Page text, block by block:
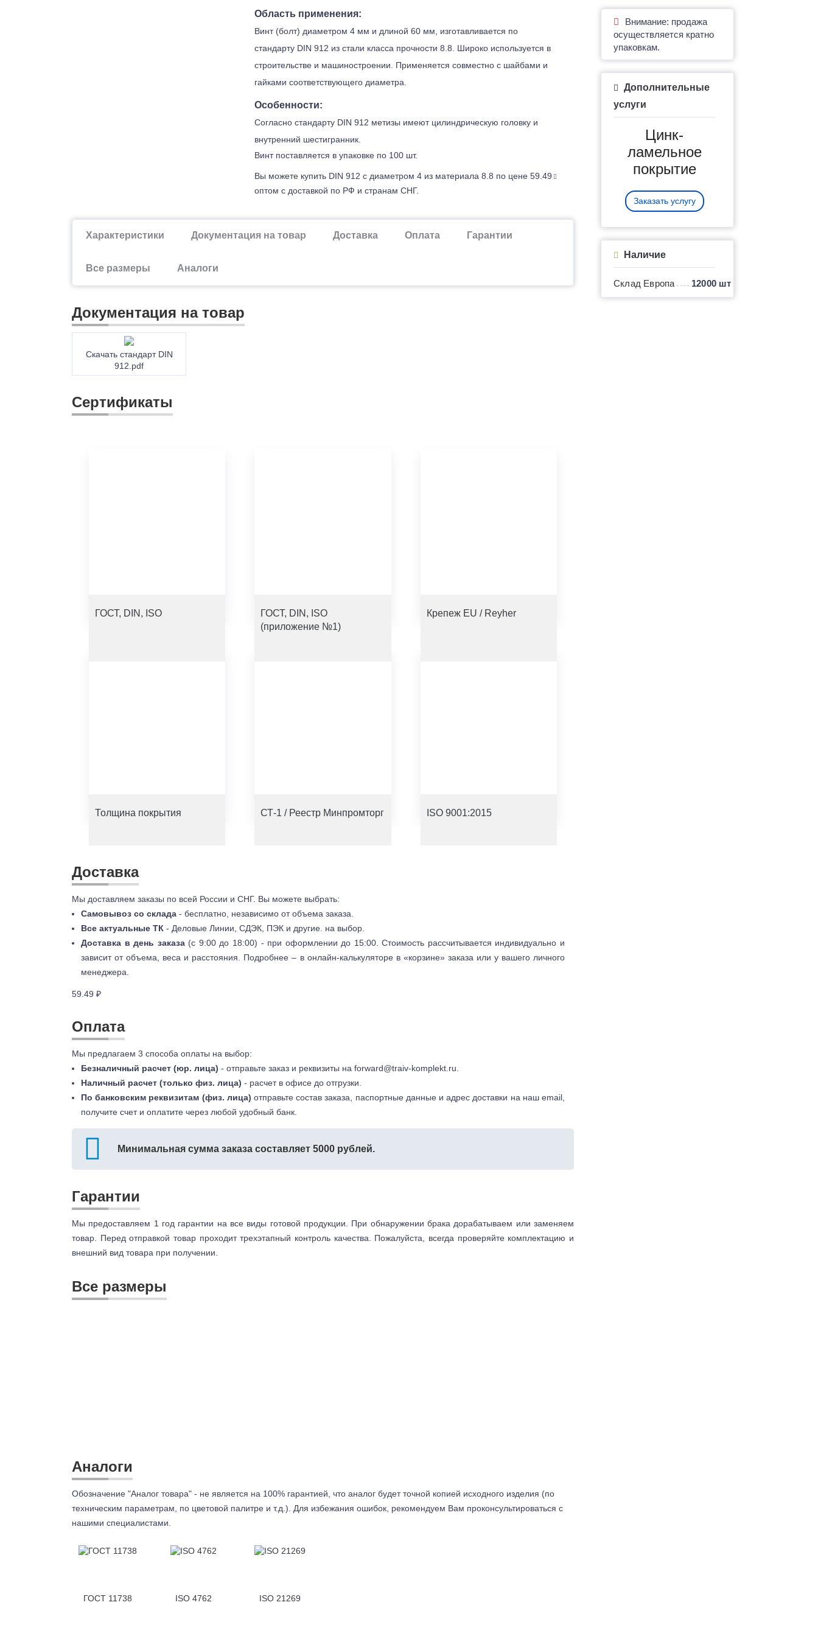
Область применения:
Винт (болт) диаметром 4 мм и длиной 60 мм, изготавливается по
стандарту DIN 912 из стали класса прочности 8.8. Широко используется в
строительстве и машиностроении. Применяется совместно с шайбами и
гайками соответствующего диаметра.
Особенности:
Согласно стандарту DIN 912 метизы имеют цилиндрическую головку и
внутренний шестигранник.
Винт поставляется в упаковке по 100 шт.
Вы можете купить DIN 912 с диаметром 4 из материала 8.8 по цене 59.49
оптом с доставкой по РФ и странам СНГ.
Характеристики Документация на товар Доставка Оплата Гарантии
Все размеры Аналоги
Документация на товар
Скачать стандарт DIN
912.pdf
Сертификаты
ГОСТ, DIN, ISO
ГОСТ, DIN, ISO
(приложение №1)
Крепеж EU / Reyher
Толщина покрытия СТ-1 / Реестр Минпромторг ISO 9001:2015
Доставка
Мы доставляем заказы по всей России и СНГ. Вы можете выбрать:
Самовывоз со склада - бесплатно, независимо от объема заказа.
Все актуальные ТК - Деловые Линии, СДЭК, ПЭК и другие. на выбор.
Доставка в день заказа(с 9:00 до 18:00) - при оформлении до 15:00. Стоимость рассчитывается индивидуально и
зависит от объема, веса и расстояния. Подробнее – в онлайн-калькуляторе в «корзине» заказа или у вашего личного
менеджера.
59.49 ₽
Оплата
Мы предлагаем 3 способа оплаты на выбор:
Безналичный расчет (юр. лица) - отправьте заказ и реквизиты на forward@traiv-komplekt.ru
Наличный расчет (только физ. лица) - расчет в офисе до отгрузки.
По банковским реквизитам (физ. лица) отправьте состав заказа, паспортные данные и адрес доставки на наш email,
получите счет и оплатите через любой удобный банк.
Минимальная сумма заказа составляет 5000 рублей.
Гарантии
Мы предоставляем 1 год гарантии на все виды готовой продукции. При обнаружении брака дорабатываем или заменяем
товар. Перед отправкой товар проходит трехэтапный контроль качества. Пожалуйста, всегда проверяйте комплектацию и
внешний вид товара при получении.
Все размеры
Аналоги
Обозначение "Аналог товара" - не является на 100% гарантией, что аналог будет точной копией исходного изделия (по
техническим параметрам, по цветовой палитре и т.д.). Для избежания ошибок, рекомендуем Вам проконсультироваться с
нашими специалистами.
ГОСТ 11738 ISO 4762 ISO 21269
Внимание: продажа
осуществляется кратно
упаковкам.
Дополнительные
услуги
Цинк-
ламельное
покрытие
Заказать услугу
Наличие
Склад Европа 12000 шт